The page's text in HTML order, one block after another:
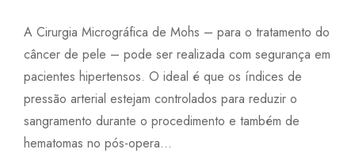
A Cirurgia Micrográfica de Mohs – para o tratamento do
câncer de pele – pode ser realizada com segurança em
pacientes hipertensos. O ideal é que os índices de
pressão arterial estejam controlados para reduzir o
sangramento durante o procedimento e também de
hematomas no pós-opera...